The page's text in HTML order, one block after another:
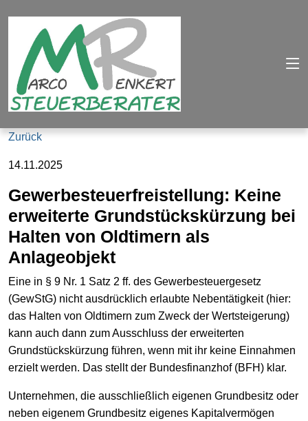
Zurück
14.11.2025
Gewerbesteuerfreistellung: Keine
erweiterte Grundstückskürzung bei
Halten von Oldtimern als
Anlageobjekt
Eine in § 9 Nr. 1 Satz 2 ff. des Gewerbesteuergesetz
(GewStG) nicht ausdrücklich erlaubte Nebentätigkeit (hier:
das Halten von Oldtimern zum Zweck der Wertsteigerung)
kann auch dann zum Ausschluss der erweiterten
Grundstückskürzung führen, wenn mit ihr keine Einnahmen
erzielt werden. Das stellt der Bundesfinanzhof (BFH) klar.
Unternehmen, die ausschließlich eigenen Grundbesitz oder
neben eigenem Grundbesitz eigenes Kapitalvermögen